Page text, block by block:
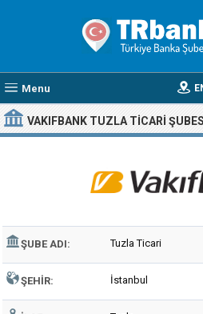
Menu
VAKIFBANK TUZLA TICARI
ŞUBE ADI: Tuzla Ticari
ŞEHIR: İstanbul